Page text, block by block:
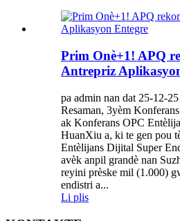
Prim Onè+1! APQ
Antrepriz
pa admin nan dat 25-12-25
Resaman, 3yèm
ak Konferans OPC
HuanXiu a, ki te gen pou
Entèlijans Dijital Super
avèk anpil grandè nan
reyini prèske mil (1.000)
endistri a...
Li plis